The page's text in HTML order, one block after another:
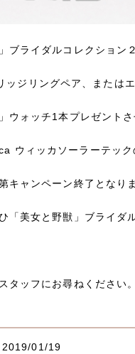
」ブライダルコレクション
ッジリングペア、または
ウォッチ1本プレゼント
ウィッカソーラーテック
キャンペーン終了となり
「美女と野獣」ブライダ
タッフにお尋ねください。
2019/01/19